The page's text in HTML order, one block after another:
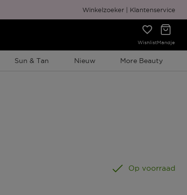
Gratis cadeauverpakking
Winkelzoeker Klantenservice
WishlistMandje
Sun & Tan Nieuw More Beauty
Op voorraad